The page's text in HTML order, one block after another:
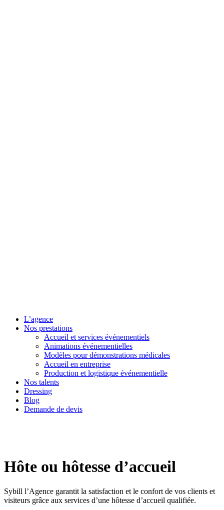
L’agence
Nos prestations
Accueil et services événementiels
Animations événementielles
Modèles pour démonstrations médicales
Accueil en entreprise
Production et logistique événementielle
Nos talents
Dressing
Blog
Demande de devis
Hôte ou hôtesse d’accueil
Sybill l’Agence garantit la satisfaction et le confort de vos clients et
visiteurs grâce aux services d’une hôtesse d’accueil qualifiée.